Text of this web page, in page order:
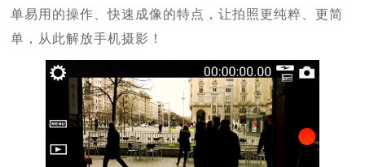
单易用的操作、快速成像的特点，让拍照更纯粹、更简
单，从此解放手机摄影！